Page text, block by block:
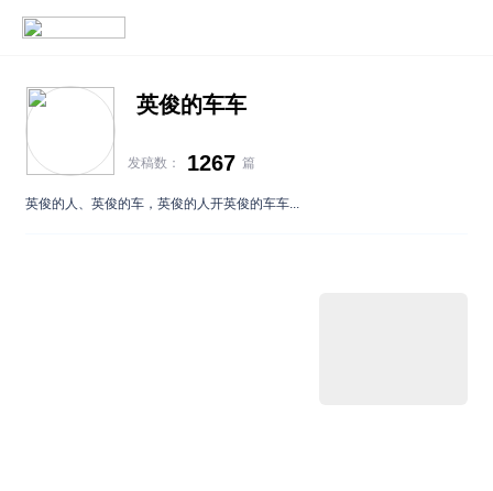
英俊的车车
发稿数： 1267 篇
英俊的人、英俊的车，英俊的人开英俊的车车...